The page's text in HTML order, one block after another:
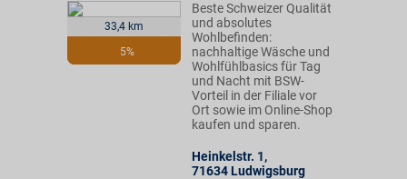
33,4 km
5%
Beste Schweizer Qualität
und absolutes
Wohlbefinden:
nachhaltige Wäsche und
Wohlfühlbasics für Tag
und Nacht mit BSW-
Vorteil in der Filiale vor
Ort sowie im Online-Shop
kaufen und sparen.
Heinkelstr. 1,
71634 Ludwigsburg